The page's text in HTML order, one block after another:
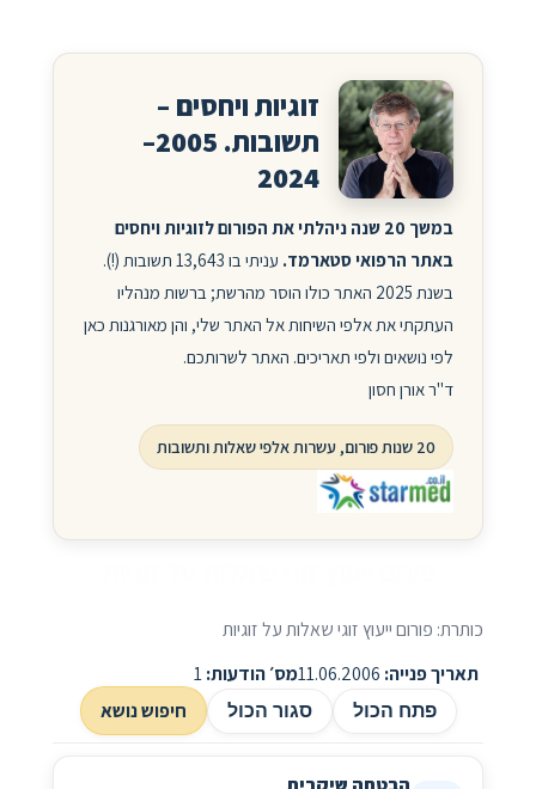
זוגיות ויחסים –
תשובות. 2005–
2024
במשך 20 שנה ניהלתי את הפורום לזוגיות ויחסים
באתר הרפואי סטארמד.
עניתי בו 13,643 תשובות (!).
בשנת 2025 האתר כולו הוסר מהרשת; ברשות מנהליו
העתקתי את אלפי השיחות אל האתר שלי, והן מאורגנות כאן
לפי נושאים ולפי תאריכים. האתר לשרותכם.
ד"ר אורן חסון
20 שנות פורום, עשרות אלפי שאלות ותשובות
כותרת: פורום ייעוץ זוגי שאלות על זוגיות
תאריך פנייה:
מס׳ הודעות:
פתח הכול סגור הכול חיפוש נושא